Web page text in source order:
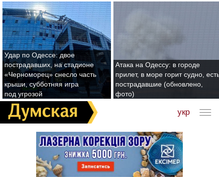
Удар по Одессе: двое
пострадавших, на стадионе
«Черноморец» снесло часть
крыши, субботняя игра
под угрозой
Атака на Одессу: в городе
прилет, в море горит судно,
пострадавшие (обновлено,
фото)
укр